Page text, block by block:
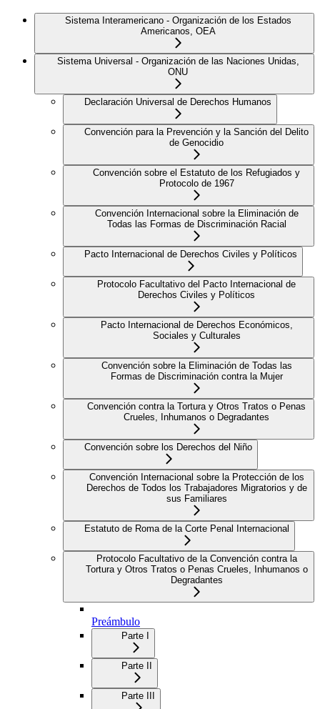
Sistema Interamericano - Organización de los Estados
Americanos, OEA
Sistema Universal - Organización de las Naciones Unidas,
ONU
Declaración Universal de Derechos Humanos
Convención para la Prevención y la Sanción del Delito
de Genocidio
Convención sobre el Estatuto de los Refugiados y
Protocolo de 1967
Convención Internacional sobre la Eliminación de
Todas las Formas de Discriminación Racial
Pacto Internacional de Derechos Civiles y Políticos
Protocolo Facultativo del Pacto Internacional de
Derechos Civiles y Políticos
Pacto Internacional de Derechos Económicos,
Sociales y Culturales
Convención sobre la Eliminación de Todas las
Formas de Discriminación contra la Mujer
Convención contra la Tortura y Otros Tratos o Penas
Crueles, Inhumanos o Degradantes
Convención sobre los Derechos del Niño
Convención Internacional sobre la Protección de los
Derechos de Todos los Trabajadores Migratorios y de
sus Familiares
Estatuto de Roma de la Corte Penal Internacional
Protocolo Facultativo de la Convención contra la
Tortura y Otros Tratos o Penas Crueles, Inhumanos o
Degradantes
Preámbulo
Parte I
Parte II
Parte III